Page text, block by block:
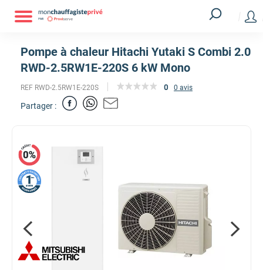
Pompe à chaleur Hitachi Yutaki S Combi 2.0
RWD-2.5RW1E-220S 6 kW Mono
REF RWD-2.5RW1E-220S 0 0 avis
Partager :